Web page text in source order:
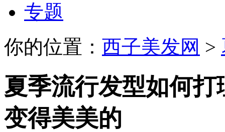
专题
你的位置： 西子美发网 >
夏季流行发型如何
变得美美的